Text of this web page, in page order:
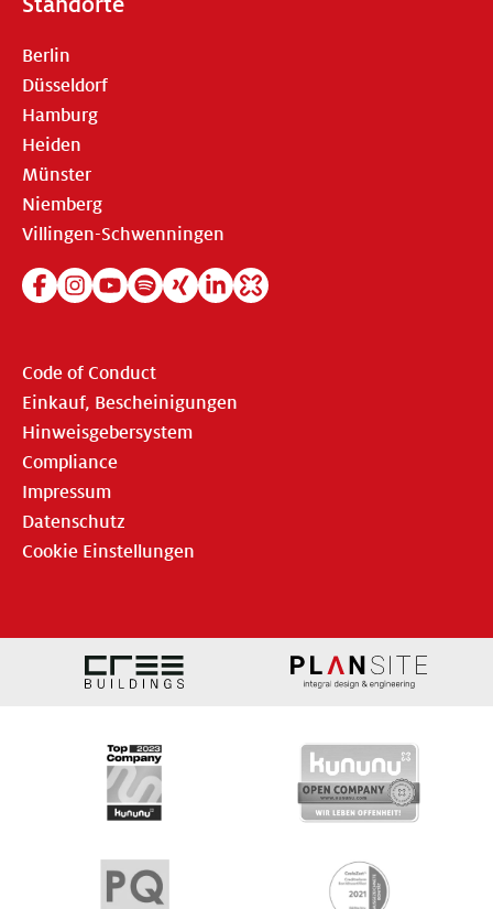
Berlin
Düsseldorf
Hamburg
Heiden
Münster
Niemberg
Villingen-Schwenningen
Code of Conduct
Einkauf, Bescheinigungen
Hinweisgebersystem
Compliance
Impressum
Datenschutz
Cookie Einstellungen